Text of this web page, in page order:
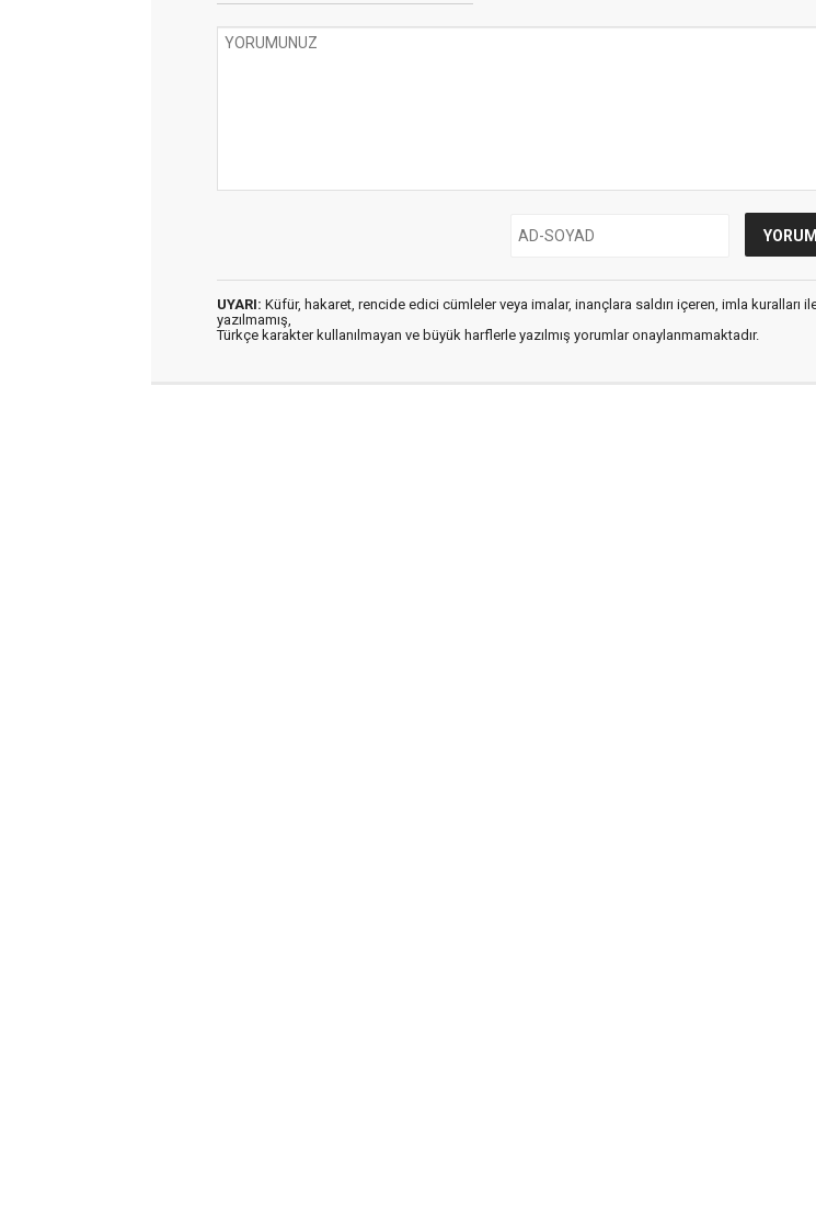
UYARI: Küfür, hakaret, rencide edici cümleler veya imalar, inançlara saldırı içeren, imla kuralları
yazılmamış,
Türkçe karakter kullanılmayan ve büyük harflerle yazılmış yorumlar onaylanmamaktadır.